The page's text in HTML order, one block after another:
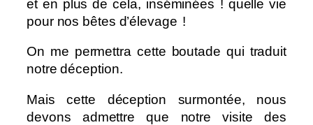
et en plus de cela, inséminées ! quelle vie
pour nos bêtes d’élevage !
On me permettra cette boutade qui traduit
notre déception.
Mais cette déception surmontée, nous
devons admettre que notre visite des